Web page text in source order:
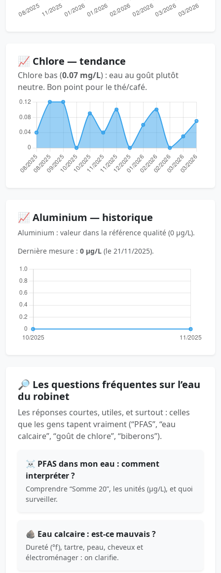
📈 Chlore — tendance
Chlore bas (0.07 mg/L) : eau au goût plutôt
neutre. Bon point pour le thé/café.
📈 Aluminium — historique
Aluminium : valeur dans la référence qualité (0 µg/L).
Dernière mesure : 0 µg/L (le 21/11/2025).
🔎 Les questions fréquentes sur l’eau
du robinet
Les réponses courtes, utiles, et surtout : celles
que les gens tapent vraiment (“PFAS”, “eau
calcaire”, “goût de chlore”, “biberons”).
☠️ PFAS dans mon eau : comment
interpréter ?
Comprendre “Somme 20”, les unités (µg/L), et quoi
surveiller.
🪨 Eau calcaire : est-ce mauvais ?
Dureté (°f), tartre, peau, cheveux et
électroménager : on clarifie.